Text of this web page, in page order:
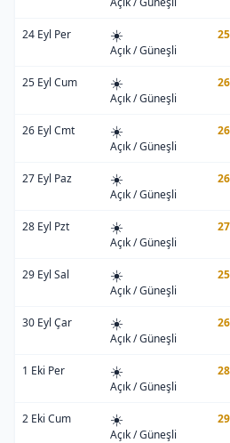
24 Eyl Per ☀️
Açık / Güneşli
25 Eyl Cum ☀️
Açık / Güneşli
26 Eyl Cmt ☀️
Açık / Güneşli
27 Eyl Paz ☀️
Açık / Güneşli
28 Eyl Pzt ☀️
Açık / Güneşli
29 Eyl Sal ☀️
Açık / Güneşli
30 Eyl Çar ☀️
Açık / Güneşli
1 Eki Per ☀️
Açık / Güneşli
2 Eki Cum ☀️
Açık / Güneşli